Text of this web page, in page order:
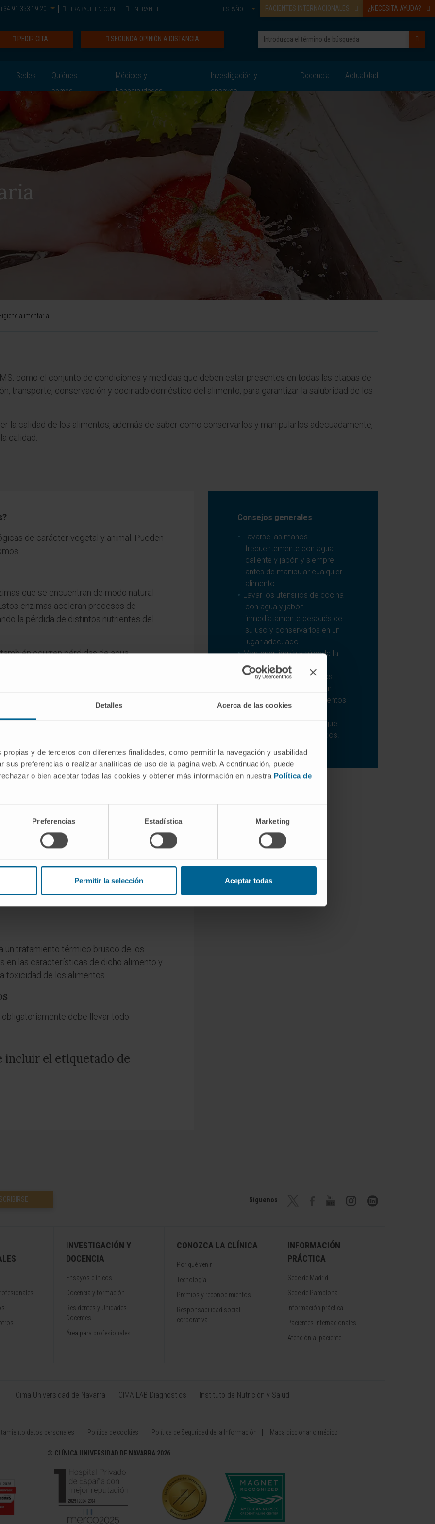
Detalles Acerca de las cookies
propias y de terceros con diferentes finalidades, como permitir la navegación y usabilidad
sus preferencias o realizar analíticas de uso de la página web. A continuación, puede
o bien aceptar todas las cookies y obtener más información en nuestra Política de
Preferencias Estadística Marketing
Permitir la selección Aceptar todas
+34 91 353 19 20 TRABAJE EN CUN INTRANET PACIENTES INTERNACIONALES ¿NECESITA AYUDA?
ESPAÑOL
SEGUNDA OPINIÓN A DISTANCIA
PEDIR CITA
Sedes
Quiénes
somos
Médicos y
Especialidades
Investigación y
ensayos
Docencia Actualidad
alimentaria
como el conjunto de condiciones y medidas que deben estar presentes en todas las etapas de
transporte, conservación y cocinado doméstico del alimento, para garantizar la salubridad de los
la calidad de los alimentos, además de saber como conservarlos y manipularlos adecuadamente,
calidad.
de carácter vegetal y animal. Pueden
que se encuentran de modo natural
enzimas aceleran procesos de
la pérdida de distintos nutrientes del
ocurren pérdidas de agua,
y cambios de color, por ejemplo
estos procesos conducen a
pérdida de vitaminas y también
de los alimentos, como son el
por sus consecuencias y porque
a simple vista. Las bacterias que
muy numerosas.
y algunas son útiles para la producción
Las bacterias que sí que
un verdadero peligro para la salud,
con el sistema inmunitario débil.
que contaminan frecuentemente los
los hongos y levaduras que provocan
de los alimentos pero no causan
un tratamiento térmico brusco de los
en las características de dicho alimento y
toxicidad de los alimentos.
debe llevar todo
incluir el etiquetado de
Consejos generales
Lavarse las manos
frecuentemente con agua
caliente y jabón y siempre
antes de manipular cualquier
alimento.
Lavar los utensilios de cocina
con agua y jabón
inmediatamente después de
su uso y conservarlos en un
lugar adecuado.
Mantener limpia y aireada la
cocina.
Lavar las verduras y furtas
antes de su manipulación.
Evitar recalentar los alimentos
No congelar productos que
hayan sido descongelados.
Síguenos
INVESTIGACIÓN Y
DOCENCIA
Ensayos clínicos
Docencia y formación
Residentes y Unidades
Docentes
Área para profesionales
CONOZCA LA CLÍNICA
Por qué venir
Tecnología
Premios y reconocimientos
Responsabilidad social
corporativa
INFORMACIÓN
PRÁCTICA
Sede de Madrid
Sede de Pamplona
Información práctica
Pacientes internacionales
Atención al paciente
Cima Universidad de Navarra CIMA LAB Diagnostics Instituto de Nutrición y Salud
datos personales Política de cookies Política de Seguridad de la Información Mapa diccionario médico
© CLÍNICA UNIVERSIDAD DE NAVARRA 2026